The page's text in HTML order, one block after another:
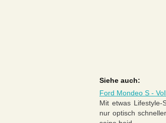
Siehe auch:
Ford Mondeo S -
Mit etwas Lifestyle-
nur optisch